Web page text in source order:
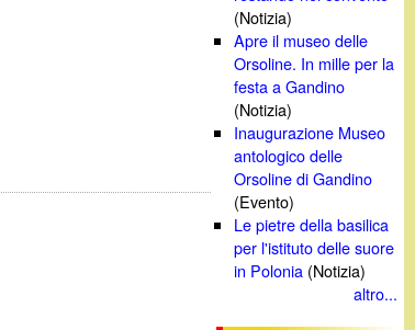
(Notizia)
Apre il museo delle
Orsoline. In mille per la
festa a Gandino
(Notizia)
Inaugurazione Museo
antologico delle
Orsoline di Gandino
(Evento)
Le pietre della basilica
per l'istituto delle suore
in Polonia (Notizia)
altro...